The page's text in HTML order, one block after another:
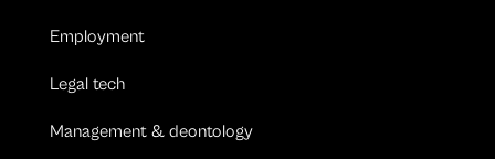
Employment
Legal tech
Management & deontology